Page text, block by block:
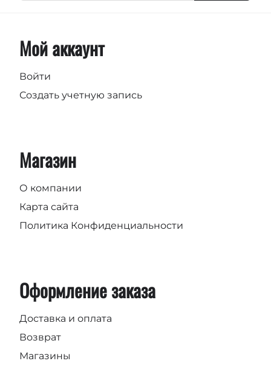
Мой аккаунт
Войти
Создать учетную запись
Магазин
О компании
Карта сайта
Политика Конфиденциальности
Оформление заказа
Доставка и оплата
Возврат
Магазины